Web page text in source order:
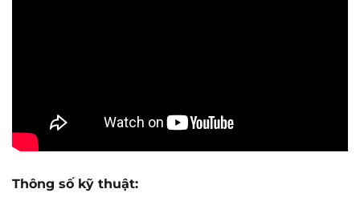
Thông số kỹ thuật: